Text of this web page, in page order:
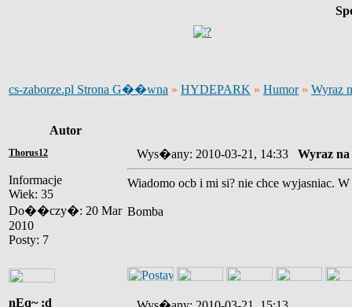
cs-zaborze.pl Strona G��wna » HYDEPARK » Humor» Wyraz
Autor
Thorus12
Informacje
Wiek: 35
Do��czy�: 20 Mar
2010
Posty: 7
Wys�any: 2010-03-21, 14:33 Wyraz
Wiadomo ocb i mi si? nie chce wyjasniac.
Bomba
nEq~ ;d